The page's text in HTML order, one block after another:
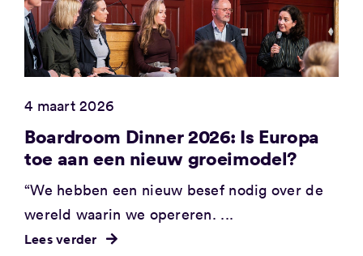
4 maart 2026
Boardroom Dinner 2026: Is Europa
toe aan een nieuw groeimodel?
“We hebben een nieuw besef nodig over de
wereld waarin we opereren. ...
Lees verder